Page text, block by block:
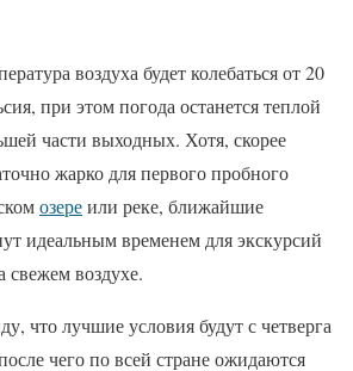
воздуха будет колебаться от 20
при этом погода останется теплой
части выходных. Хотя, скорее
жарко для первого пробного
озереили реке, ближайшие
идеальным временем для экскурсий
воздухе.
что лучшие условия будут с четверга
чего по всей стране ожидаются